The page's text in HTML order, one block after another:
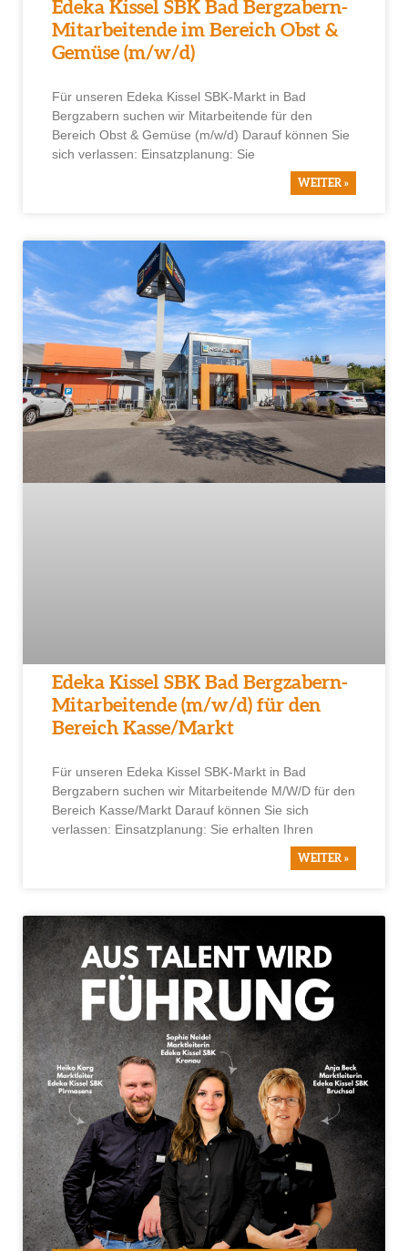
Edeka Kissel SBK Bad Bergzabern-
Mitarbeitende im Bereich Obst &
Gemüse (m/w/d)
Für unseren Edeka Kissel SBK-Markt in Bad
Bergzabern suchen wir Mitarbeitende für den
Bereich Obst & Gemüse (m/w/d) Darauf können Sie
sich verlassen: Einsatzplanung: Sie
WEITER »
Edeka Kissel SBK Bad Bergzabern-
Mitarbeitende (m/w/d) für den
Bereich Kasse/Markt
Für unseren Edeka Kissel SBK-Markt in Bad
Bergzabern suchen wir Mitarbeitende M/W/D für den
Bereich Kasse/Markt Darauf können Sie sich
verlassen: Einsatzplanung: Sie erhalten Ihren
WEITER »